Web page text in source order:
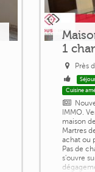
1
Près
Cuisine
IMMO.
maison
Martres
achat ou
Pas de
s'ouvre